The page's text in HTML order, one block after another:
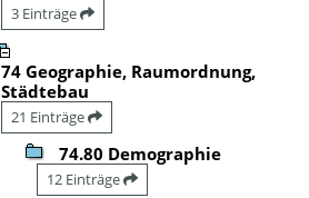
3 Einträge
74 Geographie, Raumordnung,
Städtebau
21 Einträge
74.80 Demographie
12 Einträge